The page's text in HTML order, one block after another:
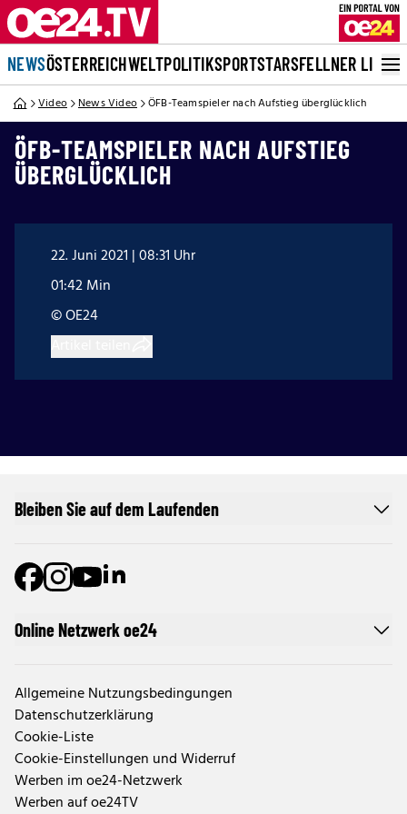
NEWSÖSTERREICHWELTPOLITIKSPORTSTARSFELLNER LIVE
Video News Video ÖFB-Teamspieler nach Aufstieg überglücklich
ÖFB-TEAMSPIELER NACH AUFSTIEG
ÜBERGLÜCKLICH
22. Juni 2021 | 08:31 Uhr
01:42 Min
© OE24
Online Netzwerk oe24
Allgemeine Nutzungsbedingungen
Datenschutzerklärung
Cookie-Liste
Cookie-Einstellungen und Widerruf
Werben im oe24-Netzwerk
Werben auf oe24TV
Bleiben Sie auf dem Laufenden